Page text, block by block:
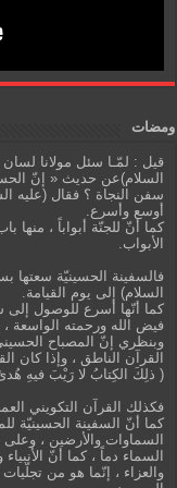
ومضات
قيل : لمّـا سئل مولانا
السلام)عن حديث « إنّ
سفن النجاة ؟ فقال (عليه
أوسع وأسرع.
كما أنّ للجنّة أبواباً ،
الأبواب.
فالسفينة الحسينيّة سعتها
السلام) إلى يوم القيامة.
كما أنّها أسرع للوصول
فيض الله ورحمته الواسعة ،
وبنظري إنّ المصباح
القرآن الناطق ، وإذا كان
( ذلِكَ الكِتابُ لا رَيْبَ فيهِ هُدىً
فكذلك القرآن التكويني
كما أنّ السفينة الحسينيّة
السماوات والأرضين ، وعلى
السماء دماً ، كما أنّ
والعزاء ، إنّما هو من